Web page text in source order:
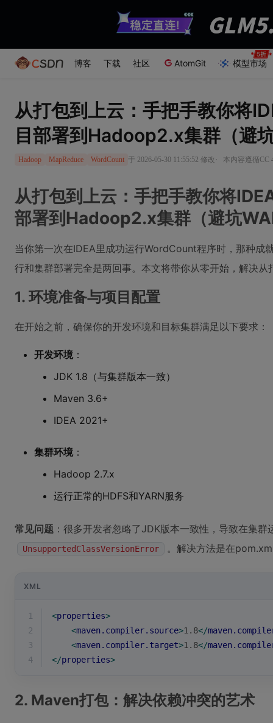
博客 下载 社区 AtomGit 模型市场
从打包到上云：手把手教你将
目部署到Hadoop2.x集群（避
Hadoop MapReduce WordCount 于 2026-05-30 11:55:52 修改 · 本内容遵循CC
从打包到上云：手把手教你将
部署到Hadoop2.x集群（避坑
当你第一次在IDEA里成功运行WordCount程序时，那种成
行和集群部署完全是两回事。本文将带你从零开始，解决
1. 环境准备与项目配置
在开始之前，确保你的开发环境和目标集群满足以下要求：
开发环境 ：
JDK 1.8（与集群版本一致）
Maven 3.6+
IDEA 2021+
集群环境 ：
Hadoop 2.7.x
运行正常的HDFS和YARN服务
常见问题 ：很多开发者忽略了JDK版本一致性，导致在集群
UnsupportedClassVersionError 。解决方法是在
XML
1 <properties>
2
<maven.compiler.source>1.8</
3
<maven.compiler.target>1.8</
4
</properties>
2. Maven打包：解决依赖冲突的艺术